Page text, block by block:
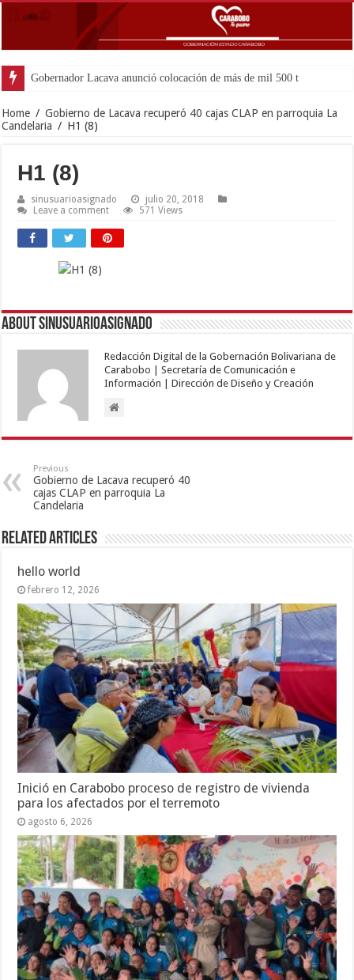
Home / Gobierno de Lacava recuperó 40 cajas CLAP en parroquia La
Candelaria / H1 (8)
H1 (8)
sinusuarioasignado
julio 20, 2018
Leave a comment
571 Views
About sinusuarioasignado
Redacción Digital de la Gobernación Bolivariana de
Carabobo | Secretaría de Comunicación e
Información | Dirección de Diseño y Creación
Previous
Gobierno de Lacava recuperó 40
cajas CLAP en parroquia La
Candelaria
Related Articles
hello world
febrero 12, 2026
Inició en Carabobo proceso de registro de vivienda
para los afectados por el terremoto
agosto 6, 2026